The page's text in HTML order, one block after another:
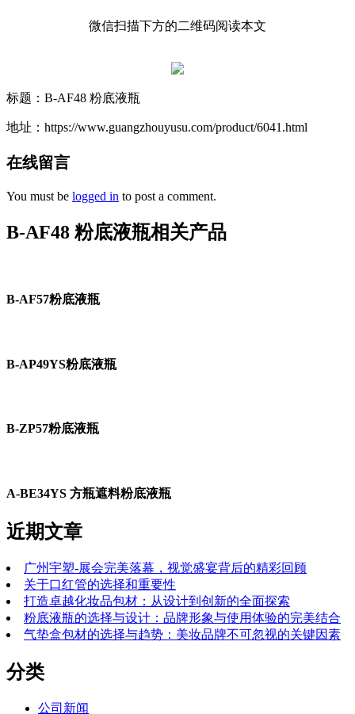
微信扫描下方的二维码阅读本文
标题：B-AF48 粉底液瓶
地址：https://www.guangzhouyusu.com/product/6041.html
在线留言
You must be logged in to post a comment.
B-AF48 粉底液瓶相关产品
B-AF57粉底液瓶
B-AP49YS粉底液瓶
B-ZP57粉底液瓶
A-BE34YS 方瓶遮料粉底液瓶
近期文章
广州宇塑-展会完美落幕，视觉盛宴背后的精彩回顾
关于口红管的选择和重要性
打造卓越化妆品包材：从设计到创新的全面探索
粉底液瓶的选择与设计：品牌形象与使用体验的完美结合
气垫盒包材的选择与趋势：美妆品牌不可忽视的关键因素
分类
公司新闻